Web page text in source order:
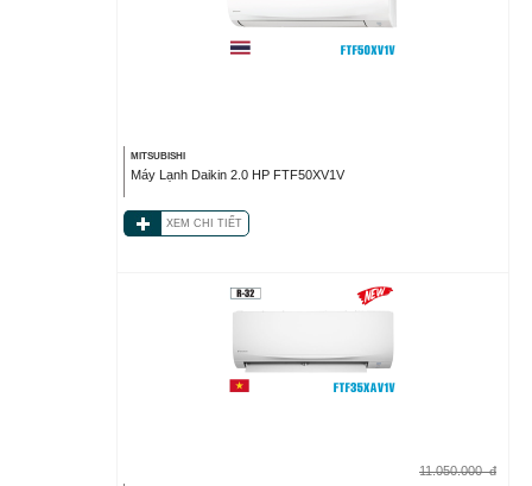
MITSUBISHI
Máy Lạnh Daikin 2.0 HP FTF50XV1V
XEM CHI TIẾT
11.050.000 đ